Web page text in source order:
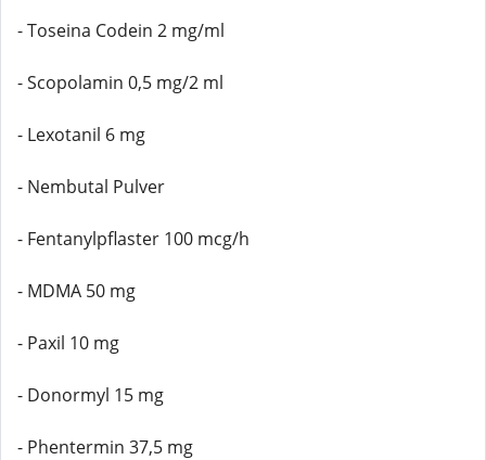
- Toseina Codein 2 mg/ml
- Scopolamin 0,5 mg/2 ml
- Lexotanil 6 mg
- Nembutal Pulver
- Fentanylpflaster 100 mcg/h
- MDMA 50 mg
- Paxil 10 mg
- Donormyl 15 mg
- Phentermin 37,5 mg